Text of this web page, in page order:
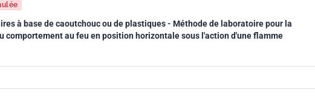
à base de caoutchouc ou de plastiques - Méthode de laboratoire pour la
comportement au feu en position horizontale sous l'action d'une flamme